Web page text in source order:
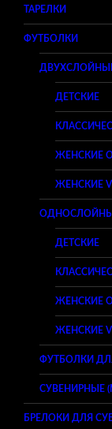
ТАРЕЛКИ
ФУТБОЛКИ
ДЕТСКИЕ
ЖЕНСКИЕ
ЖЕНСКИЕ
ДЕТСКИЕ
ЖЕНСКИЕ
ЖЕНСКИЕ
ФУТБОЛКИ
СУВЕНИРНЫЕ
БРЕЛОКИ ДЛЯ